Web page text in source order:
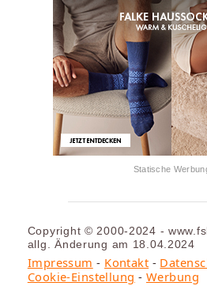
Statische
Copyright © 2000-2024 -
allg. Änderung am 18.04.2024
Impressum - Kontakt -
Cookie-Einstellung -Werbung